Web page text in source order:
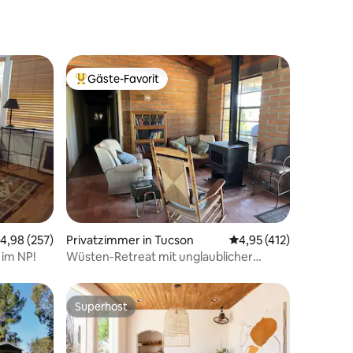
Bewertungen
Bewertung: 4,98 von 5, 257 Bewertungen
4,98 (257)
NP!
Beliebter Gäste-Favorit.
Gäste-Favorit
Privatzimmer in Tucson Durchschnittliche
4,95 (412)
Wüsten-Retreat mit unglaublicher
Superhost
Superhost